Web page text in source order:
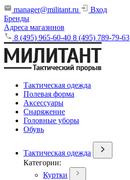
manager@militant.ru
Вход
Бренды
Адреса магазинов
8 (495) 965-60-40 8 (495) 789-79-63
Тактическая одежда
Полевая форма
Аксессуары
Снаряжение
Головные уборы
Обувь
Тактическая одежда
Категории:
Куртки